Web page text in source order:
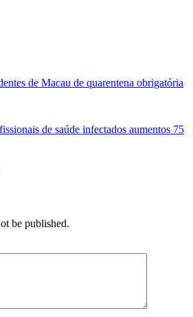
de Macau de quarentena obrigatória
de saúde infectados aumentos 75
be published.